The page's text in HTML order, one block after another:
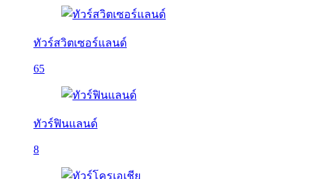
ทัวร์สวิตเซอร์แลนด์
65
ทัวร์ฟินแลนด์
8